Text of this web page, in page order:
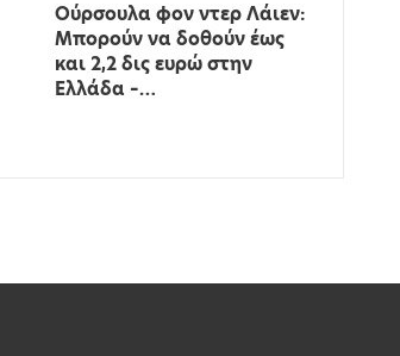
Ούρσουλα φον ντερ Λάιεν:
Μπορούν να δοθούν έως
και 2,2 δις ευρώ στην
Ελλάδα –…